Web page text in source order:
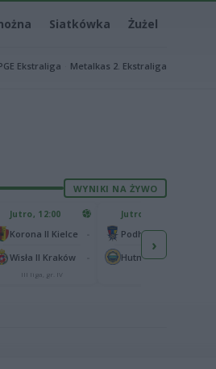
Siatkówka Żużel
Ekstraliga Metalkas 2. Ekstraliga
WYNIKI NA ŻYWO
Jutro, 12:00
Korona II Kielce
Wisła II Kraków
III liga, gr. IV
Jutro, 13:00
Hutnik Kraków
›